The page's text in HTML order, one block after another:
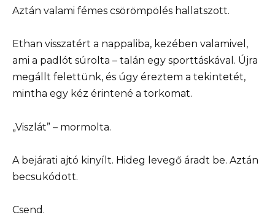
Aztán valami fémes csörömpölés hallatszott.
Ethan visszatért a nappaliba, kezében valamivel,
ami a padlót súrolta – talán egy sporttáskával. Újra
megállt felettünk, és úgy éreztem a tekintetét,
mintha egy kéz érintené a torkomat.
„Viszlát” – mormolta.
A bejárati ajtó kinyílt. Hideg levegő áradt be. Aztán
becsukódott.
Csend.